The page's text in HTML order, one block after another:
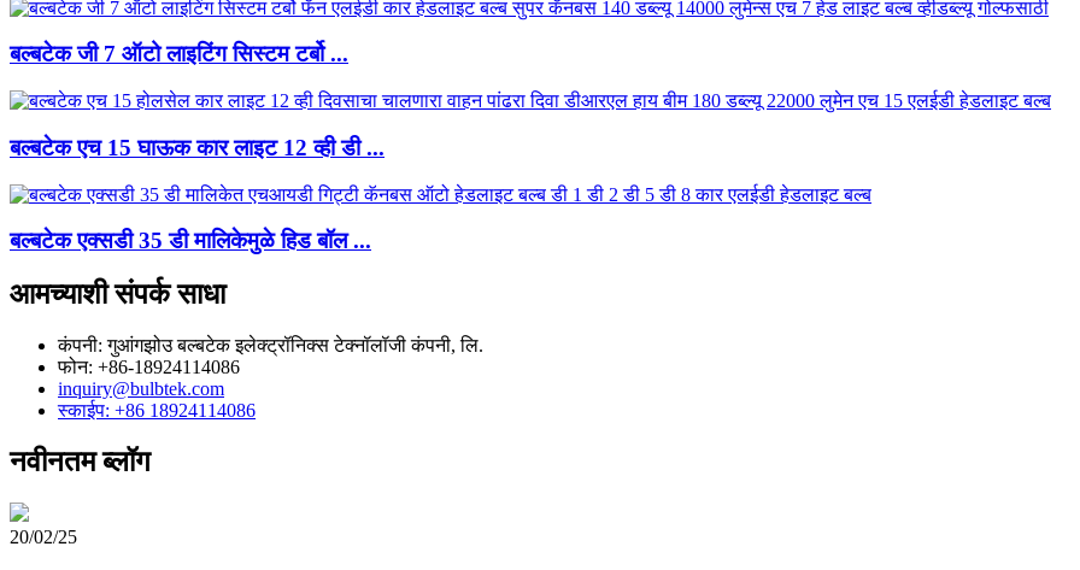
बल्बटेक जी 7 ऑटो लाइटिंग सिस्टम टर्बो ...
बल्बटेक एच 15 घाऊक कार लाइट 12 व्ही डी ...
बल्बटेक एक्सडी 35 डी मालिकेमुळे हिड बॉल ...
आमच्याशी संपर्क साधा
कंपनी: गुआंगझोउ बल्बटेक इलेक्ट्रॉनिक्स टेक्नॉलॉजी कंपनी, लि.
फोन: +86-18924114086
inquiry@bulbtek.com
स्काईप: +86 18924114086
नवीनतम ब्लॉग
20/02/25